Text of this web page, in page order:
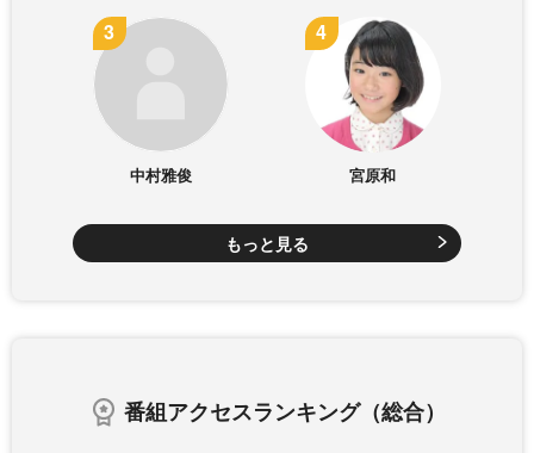
中村雅俊 宮原和
もっと見る
番組アクセスランキング（総合）